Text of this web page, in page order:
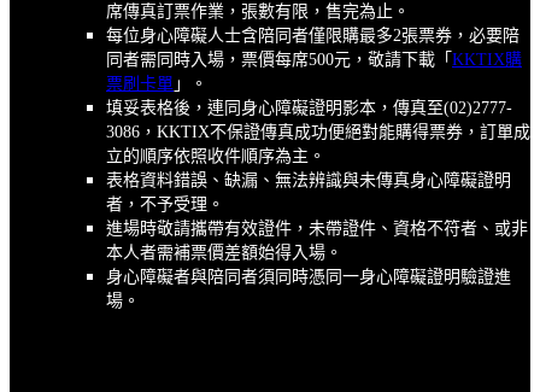
席傳真訂票作業，張數有限，售完為止。
每位身心障礙人士含陪同者僅限購最多2張票券，必要陪
同者需同時入場，票價每席500元，敬請下載「 KKTIX購
票刷卡單 」。
填妥表格後，連同身心障礙證明影本，傳真至(02)2777-
3086，KKTIX不保證傳真成功便絕對能購得票券，訂單成
立的順序依照收件順序為主。
表格資料錯誤、缺漏、無法辨識與未傳真身心障礙證明
者，不予受理。
進場時敬請攜帶有效證件，未帶證件、資格不符者、或非
本人者需補票價差額始得入場。
身心障礙者與陪同者須同時憑同一身心障礙證明驗證進
場。